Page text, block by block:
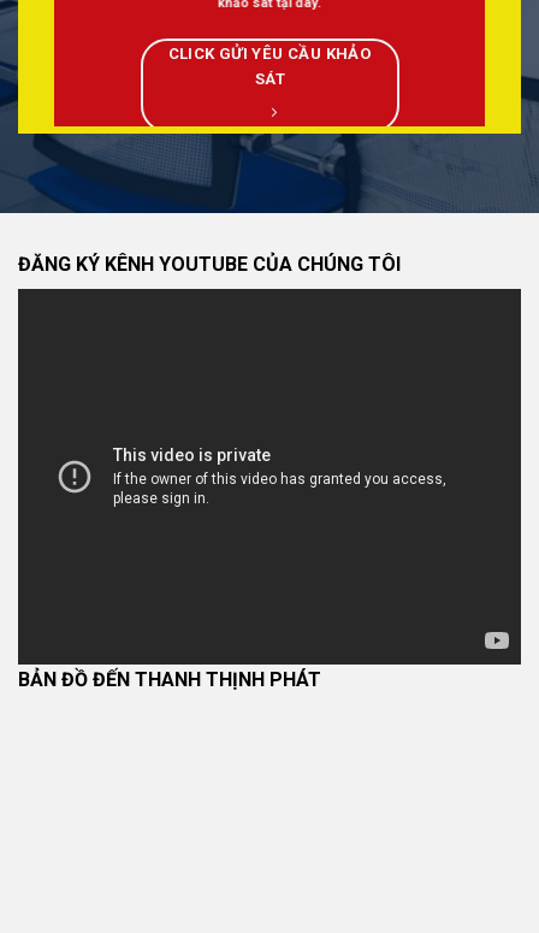
CLICK GỬI YÊU CẦU KHẢO
SÁT
ĐĂNG KÝ KÊNH YOUTUBE CỦA CHÚNG TÔI
BẢN ĐỒ ĐẾN THANH THỊNH PHÁT